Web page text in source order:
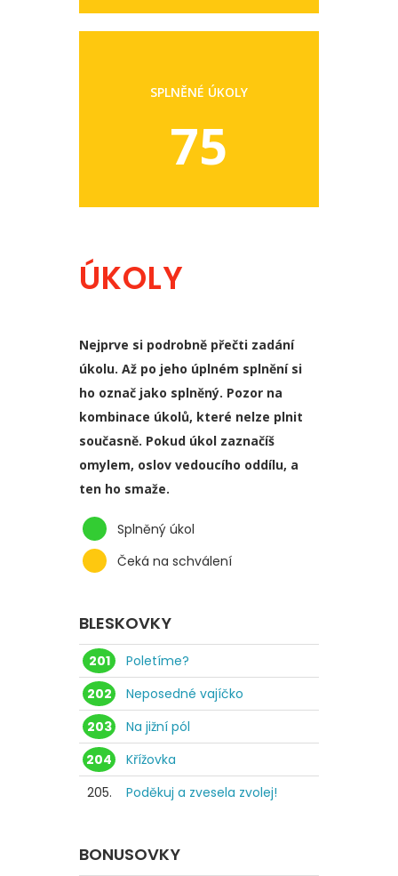
SPLNĚNÉ ÚKOLY
75
ÚKOLY
Nejprve si podrobně přečti zadání
úkolu. Až po jeho úplném splnění si
ho označ jako splněný. Pozor na
kombinace úkolů, které nelze plnit
současně. Pokud úkol zaznačíš
omylem, oslov vedoucího oddílu, a
ten ho smaže.
Splněný úkol
Čeká na schválení
BLESKOVKY
201
Poletíme?
202
Neposedné vajíčko
203
Na jižní pól
204
Křížovka
205.
Poděkuj a zvesela zvolej!
BONUSOVKY